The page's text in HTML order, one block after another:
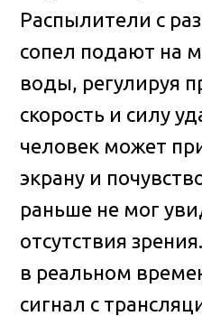
Распылители с
сопел подают на
воды, регулируя
скорость и силу
человек может
экрану и
раньше не мог
отсутствия
в реальном
сигнал с